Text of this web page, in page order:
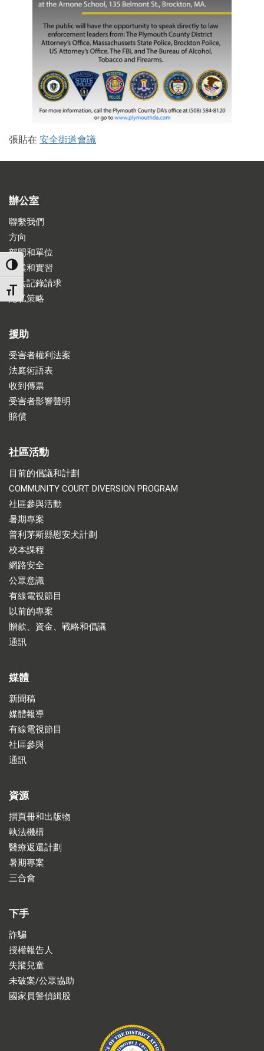
TOGGLE HIGH CONTRAST
TOGGLE FONT SIZE
張貼在 安全街道會議
辦公室
聯繫我們
方向
部門和單位
就業和實習
公共記錄請求
隱私策略
援助
受害者權利法案
法庭術語表
收到傳票
受害者影響聲明
賠償
社區活動
目前的倡議和計劃
COMMUNITY COURT DIVERSION PROGRAM
社區參與活動
暑期專案
普利茅斯縣慰安犬計劃
校本課程
網路安全
公眾意識
有線電視節目
以前的專案
贈款、資金、戰略和倡議
通訊
媒體
新聞稿
媒體報導
有線電視節目
社區參與
通訊
資源
摺頁冊和出版物
執法機構
醫療返還計劃
暑期專案
三合會
下手
詐騙
授權報告人
失蹤兒童
未破案/公眾協助
國家員警偵緝股